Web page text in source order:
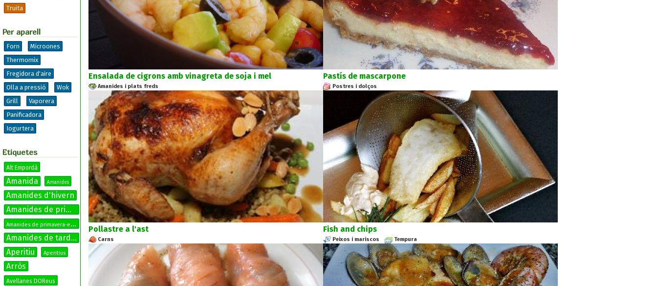
Truita
Per aparell
Forn
Microones
Thermomix
Fregidora d'aire
Olla a pressió
Wok
Grill
Vaporera
Panificadora
Iogurtera
Etiquetes
Alt Empordà
Amanida Amanides
Amanides d'hivern
Amanides de primavera
A
manides de primavera-estiu
Amanides de tardor
Aperitiu
Aperitius
Arròs
Avellanes DOReus
Ensalada de cigrons amb vinagreta de soja i mel
Amanides i plats freds
Pastís de mascarpone
Postres i dolços
Pollastre a l'ast
Carns
Fish and chips
Peixos i mariscos Tempura